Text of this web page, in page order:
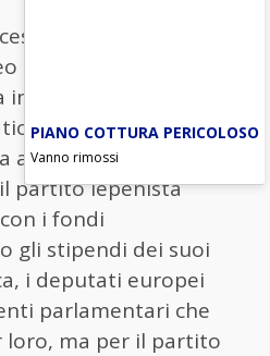
un’indagine del
aperta più di dieci
in tutti i modi dal
(Rn). Secondo
avere a disposizione
partito lepenista
i fondi
gli stipendi dei suoi
i deputati europei
parlamentari che
loro, ma per il partito
PIANO COTTURA PERICOLOSO
Vanno rimossi